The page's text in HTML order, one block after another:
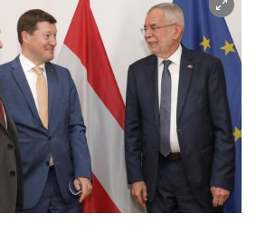
schließen